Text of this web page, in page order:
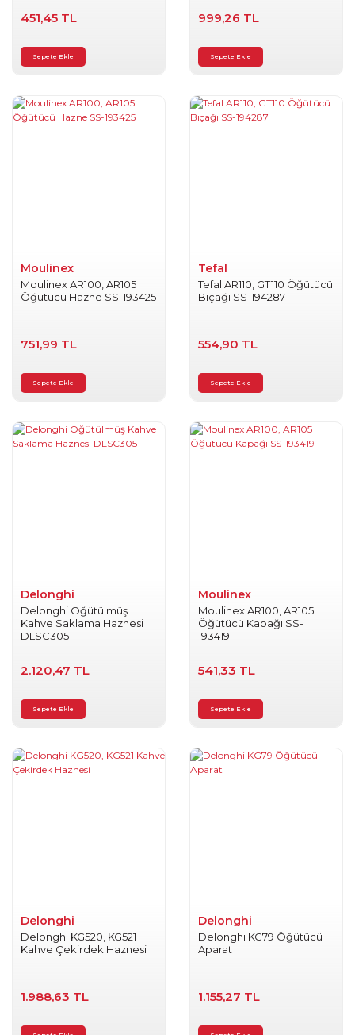
451,45 TL
Sepete Ekle
999,26 TL
Sepete Ekle
Moulinex
Moulinex AR100, AR105
Öğütücü Hazne SS-193425
751,99 TL
Sepete Ekle
Tefal
Tefal AR110, GT110 Öğütücü
Bıçağı SS-194287
554,90 TL
Sepete Ekle
Delonghi
Delonghi Öğütülmüş
Kahve Saklama Haznesi
DLSC305
2.120,47 TL
Sepete Ekle
Moulinex
Moulinex AR100, AR105
Öğütücü Kapağı SS-
193419
541,33 TL
Sepete Ekle
Delonghi
Delonghi KG520, KG521
Kahve Çekirdek Haznesi
1.988,63 TL
Delonghi
Delonghi KG79 Öğütücü
Aparat
1.155,27 TL